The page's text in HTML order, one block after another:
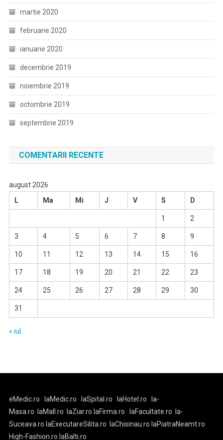
martie 2020
februarie 2020
ianuarie 2020
decembrie 2019
noiembrie 2019
octombrie 2019
septembrie 2019
COMENTARII RECENTE
august 2026
L
Ma Mi J V S D
1 2
3 4 5 6 7 8 9
10 11 12 13 14 15 16
17 18 19 20 21 22 23
24 25 26 27 28 29 30
31
« iul.
eMedic.ro laMedic.ro laSpital.ro laHotel.ro
la-
Masa.ro
laMall.ro laZiar.ro laFirma.ro laFacultate.ro
la-
Suceava.ro laExecutareSilita.ro laChisinau.ro laPiatraNeamt.ro
High-Fashion.ro laBalti.ro